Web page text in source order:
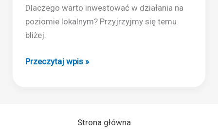
Dlaczego warto inwestować w działania na
poziomie lokalnym? Przyjrzyjmy się temu
bliżej.
Dlaczego
Przeczytaj wpis »
Strona główna